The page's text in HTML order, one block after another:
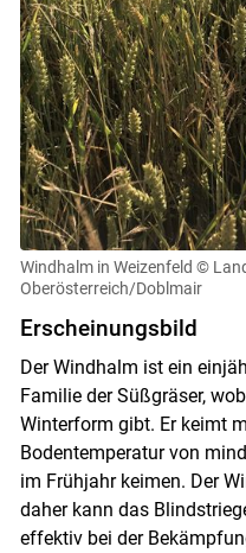
Skip to
Windhalm in Weizenfeld ©
Oberösterreich/Doblmair
Erscheinungsbild
Der Windhalm ist ein
Familie der Süßgräser,
Winterform gibt. Er keimt
Bodentemperatur von
im Frühjahr keimen. Der
daher kann das
effektiv bei der